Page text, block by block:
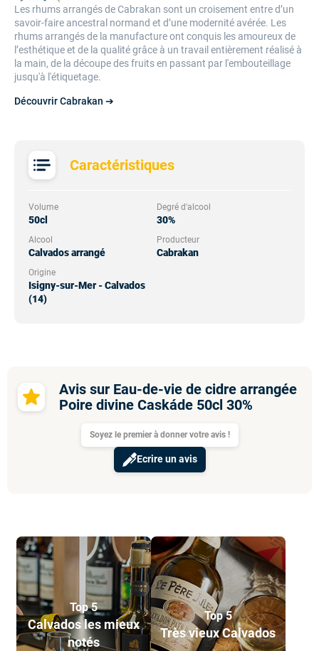
Caractéristiques
Volume
50cl
Degré d'alcool
30%
Alcool
Calvados arrangé
Producteur
Cabrakan
Origine
Isigny-sur-Mer - Calvados
(14)
Les rhums arrangés de Cabrakan sont un croisement entre d’un
savoir-faire ancestral normand et d’une modernité avérée. Les
rhums arrangés de la manufacture ont conquis les amoureux de
l’esthétique et de la qualité grâce à un travail entièrement réalisé à
la main, de la découpe des fruits en passant par l'embouteillage
jusqu'à l'étiquetage.
Découvrir Cabrakan ➔
Avis sur Eau-de-vie de cidre arrangée
Poire divine Caskáde 50cl 30%
Soyez le premier à donner votre avis !
Ecrire un avis
Top 5
Calvados les mieux
notés
Top 5
Très vieux Calvados